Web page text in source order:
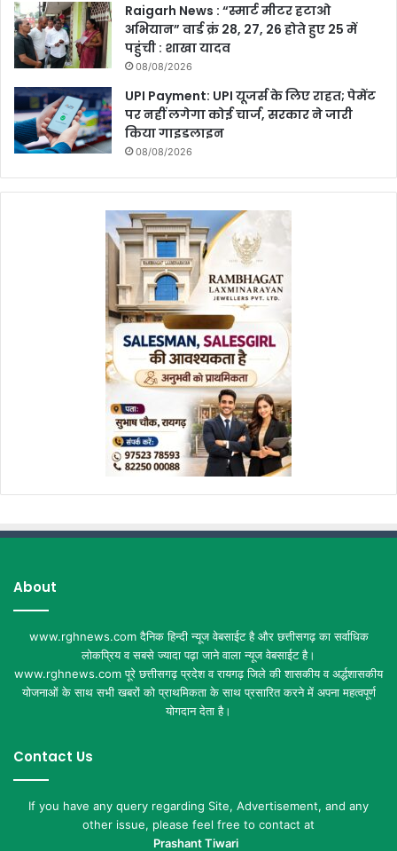
Raigarh News : “स्मार्ट मीटर हटाओ
अभियान” वार्ड क्रं 28, 27, 26 होते हुए 25 में
पहुंची : शाखा यादव
08/08/2026
UPI Payment: UPI यूजर्स के लिए राहत; पेमेंट
पर नहीं लगेगा कोई चार्ज, सरकार ने जारी
किया गाइडलाइन
08/08/2026
About
www.rghnews.com दैनिक हिन्दी न्यूज वेबसाईट है और छत्तीसगढ़ का सर्वाधिक
लोकप्रिय व सबसे ज्यादा पढ़ा जाने वाला न्यूज वेबसाईट है।
www.rghnews.com पूरे छत्तीसगढ़ प्रदेश व रायगढ़ जिले की शासकीय व अर्द्धशासकीय
योजनाओं के साथ सभी खबरों को प्राथमिकता के साथ प्रसारित करने में अपना महत्वपूर्ण
योगदान देता है।
Contact Us
If you have any query regarding Site, Advertisement, and any
other issue, please feel free to contact at
Prashant Tiwari